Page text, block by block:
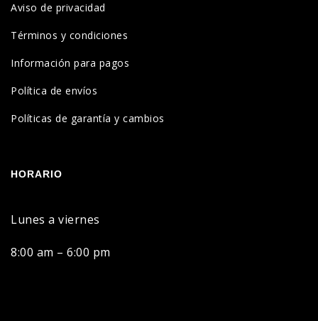
Aviso de privacidad
Términos y condiciones
Información para pagos
Política de envíos
Políticas de garantía y cambios
HORARIO
Lunes a viernes
8:00 am – 6:00 pm